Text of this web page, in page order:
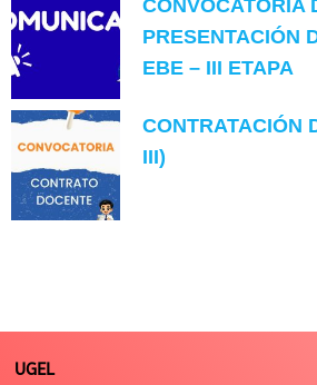
CONVOCATORIA
PRESENTACIÓN
EBE – III ETAPA
CONTRATACIÓN
III)
UGEL